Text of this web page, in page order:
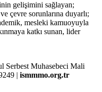
gelişimini sağlayan;
çevre sorunlarına duyarlı;
mesleki kamuoyuyla
katkı sunan, lider
Muhasebeci Mali
| ismmmo.org.tr